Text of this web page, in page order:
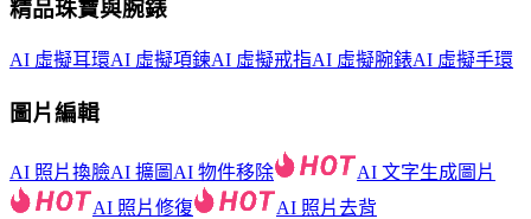
精品珠寶與腕錶
AI 虛擬耳環AI 虛擬項鍊AI 虛擬戒指AI 虛擬腕錶AI 虛擬手環
圖片編輯
AI 照片換臉AI 擴圖 AI 物件移除
AI 文字生成圖片
AI 照片修復
AI 照片去背